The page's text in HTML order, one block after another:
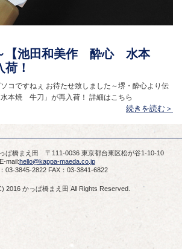
【池田和美作 酔心 水本
！
コですねぇ お待たせ致しました～堺・酔心より伝
本焼 牛刀」が再入荷！ 詳細はこちら
続きを読む＞
ぱ橋まえ田 〒111-0036 東京都台東区松が谷1-10-10
E-mail:hello@kappa-maeda.co.jp
03-3845-2822 FAX：03-3841-6822
2016 かっぱ橋まえ田 All Rights Reserved.